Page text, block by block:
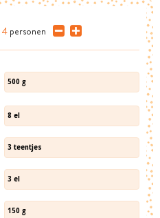
4 personen
500 g
8 el
3 teentjes
3 el
150 g